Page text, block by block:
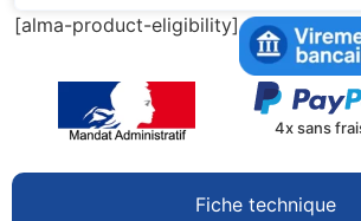
[alma-product-eligibility]
4x sans
Fiche technique